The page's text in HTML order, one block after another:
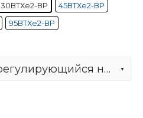
30ВТХe2-ВР
45ВТХe2-ВР
95ВТХe2-ВР
30ВТХe2-ВР Саморегулирующийся нагревательный кабель